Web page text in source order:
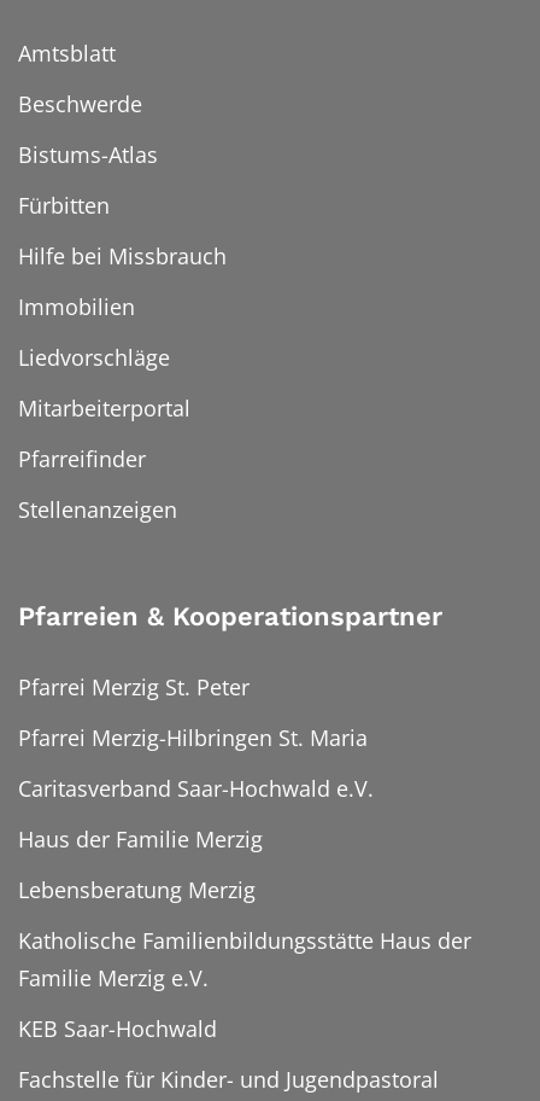
Amtsblatt
Beschwerde
Bistums-Atlas
Fürbitten
Hilfe bei Missbrauch
Immobilien
Liedvorschläge
Mitarbeiterportal
Pfarreifinder
Stellenanzeigen
Pfarreien & Kooperationspartner
Pfarrei Merzig St. Peter
Pfarrei Merzig-Hilbringen St. Maria
Caritasverband Saar-Hochwald e.V.
Haus der Familie Merzig
Lebensberatung Merzig
Katholische Familienbildungsstätte Haus der
Familie Merzig e.V.
KEB Saar-Hochwald
Fachstelle für Kinder- und Jugendpastoral